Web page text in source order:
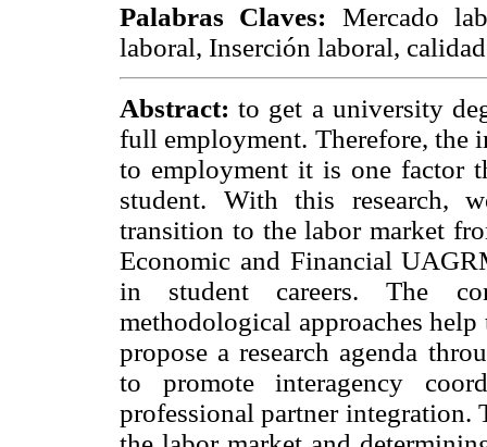
Palabras Claves: Mercado
laboral, Inserción laboral,
Abstract: to get a university
full employment. Therefore, the
to employment it is one factor
student. With this research,
transition to the labor market
Economic and Financial
in student careers. The
methodological approaches
propose a research agenda
to promote interagency
professional partner integration.